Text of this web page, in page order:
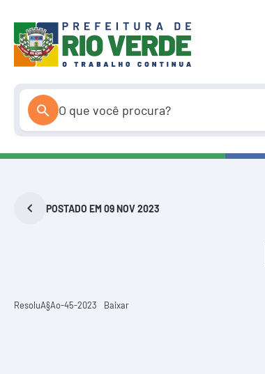
para
conteúdo
POSTADO EM 09 NOV 2023
ResoluA§Ao-45-2023 Baixar